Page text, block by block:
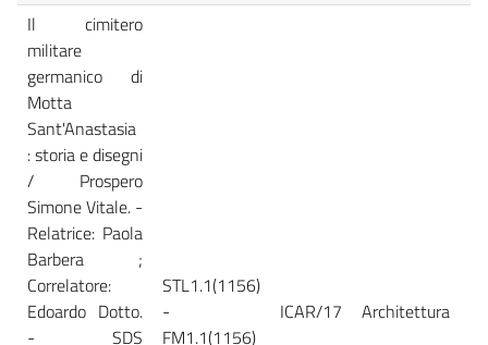
Il cimitero
militare
germanico di
Motta
Sant'Anastasia
: storia e disegni
/ Prospero
Simone Vitale. -
Relatrice: Paola
Barbera ;
Correlatore:
Edoardo Dotto.
- SDS
STL1.1(1156)
-
FM1.1(1156)
ICAR/17 Architettura